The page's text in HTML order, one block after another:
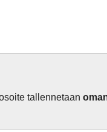
tallennetaan